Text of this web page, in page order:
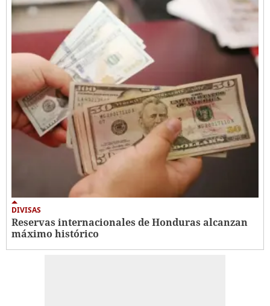
DIVISAS
Reservas internacionales de Honduras alcanzan
máximo histórico